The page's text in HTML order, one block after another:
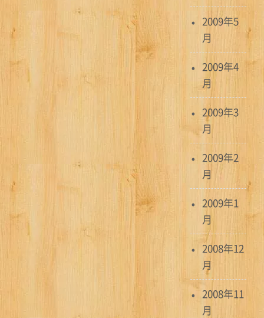
2009年5
月
2009年4
月
2009年3
月
2009年2
月
2009年1
月
2008年12
月
2008年11
月